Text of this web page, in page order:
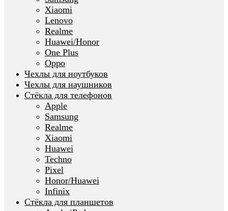
Xiaomi
Lenovo
Realme
Huawei/Honor
One Plus
Oppo
Чехлы для ноутбуков
Чехлы для наушников
Стёкла для телефонов
Apple
Samsung
Realme
Xiaomi
Huawei
Techno
Pixel
Honor/Huawei
Infinix
Стёкла для планшетов